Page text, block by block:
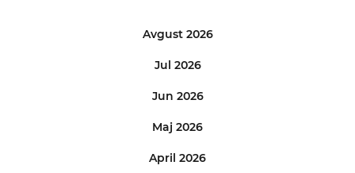
Avgust 2026
Jul 2026
Jun 2026
Maj 2026
April 2026